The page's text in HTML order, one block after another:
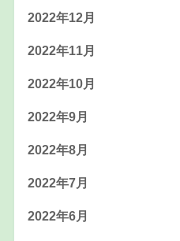
2022年12月
2022年11月
2022年10月
2022年9月
2022年8月
2022年7月
2022年6月